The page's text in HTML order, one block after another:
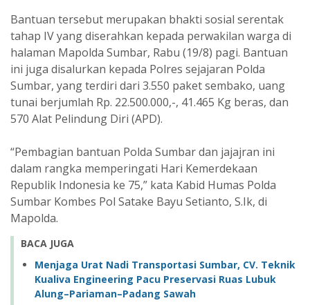
Bantuan tersebut merupakan bhakti sosial serentak
tahap IV yang diserahkan kepada perwakilan warga di
halaman Mapolda Sumbar, Rabu (19/8) pagi. Bantuan
ini juga disalurkan kepada Polres sejajaran Polda
Sumbar, yang terdiri dari 3.550 paket sembako, uang
tunai berjumlah Rp. 22.500.000,-, 41.465 Kg beras, dan
570 Alat Pelindung Diri (APD).
“Pembagian bantuan Polda Sumbar dan jajajran ini
dalam rangka memperingati Hari Kemerdekaan
Republik Indonesia ke 75,” kata Kabid Humas Polda
Sumbar Kombes Pol Satake Bayu Setianto, S.Ik, di
Mapolda.
BACA JUGA
Menjaga Urat Nadi Transportasi Sumbar, CV. Teknik
Kualiva Engineering Pacu Preservasi Ruas Lubuk
Alung–Pariaman–Padang Sawah